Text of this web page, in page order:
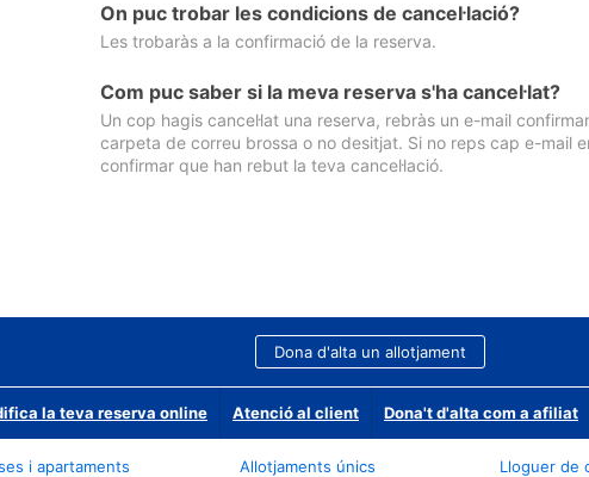
On puc trobar les condicions de cancel·lació?
Les trobaràs a la confirmació de la reserva.
Com puc saber si la meva reserva s'ha cancel·lat?
Un cop hagis cancel·lat una reserva, rebràs un e-mail
carpeta de correu brossa o no desitjat. Si no reps cap e-mail
confirmar que han rebut la teva cancel·lació.
Dona d'alta un allotjament
la teva reserva online Atenció al client Dona't d'alta com a afiliat
i apartaments
Allotjaments únics
Lloguer de